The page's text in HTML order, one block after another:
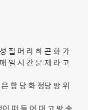
질 머 리 하 곤 화 가
일 시 간 문 제 라 고
합 당 화 정당 방 위